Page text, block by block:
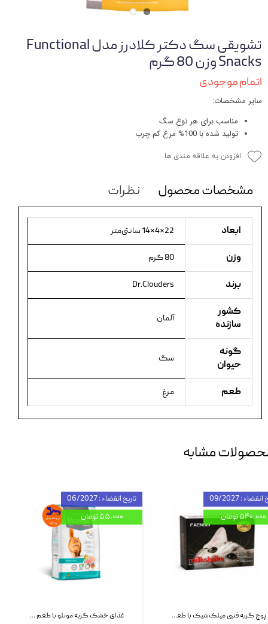
تشویقی سگ دکتر کلادرز مدل Functional
Snacks وزن 80 گرم
اتمام موجودی
سایر مشخصات:
مناسب برای هر نوع سگ
تولید شده با 100% مرغ کم چرب
افزودن به علاقه مندی ها
مشخصات محصول نظرات
ابعاد 22×4×14 سانتی‌متر
وزن 80 گرم
برند Dr.Clouders
کشور
سازنده
آلمان
گونه
حیوان
سگ
طعم مرغ
مشابه
غذای خشک گربه مونلو با طعم گوشت پرندگان و ماهی سالمون Monello Adult Hairball Control وزن 1 کیلوگرم
تاریخ انقضاء : 06/2027
۵۵,۰۰۰ تومان
پوچ گربه فنبی میلک‌شیک با طعم مرغ Faenbei Cat Milk Shake Pouch بسته 12 عددی
: 09/2027
۵۴۰,۰۰۰ تومان